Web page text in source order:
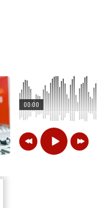
00:00